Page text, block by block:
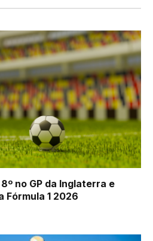
no GP da Inglaterra e
Fórmula 1 2026